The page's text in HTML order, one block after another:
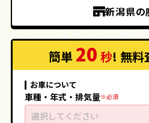
新潟県の
簡単 20 秒! 無料
お車について
車種・年式・排気量
選択してください